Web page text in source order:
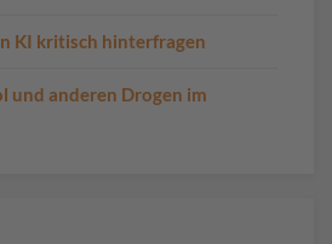
KI kritisch hinterfragen
und anderen Drogen im